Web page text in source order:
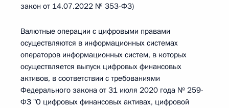
закон от 14.07.2022 № 353-ФЗ)
Валютные операции с цифровыми правами
осуществляются в информационных системах
операторов информационных систем, в которых
осуществляется выпуск цифровых финансовых
активов, в соответствии с требованиями
Федерального закона от 31 июля 2020 года № 259-
ФЗ "О цифровых финансовых активах, цифровой